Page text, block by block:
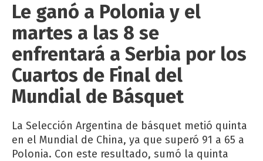
Le ganó a Polonia y el
martes a las 8 se
enfrentará a Serbia por los
Cuartos de Final del
Mundial de Básquet
La Selección Argentina de básquet metió quinta
en el Mundial de China, ya que superó 91 a 65 a
Polonia. Con este resultado, sumó la quinta